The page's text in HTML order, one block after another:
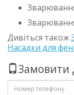
Дивіться також
Насадки для
Замовити